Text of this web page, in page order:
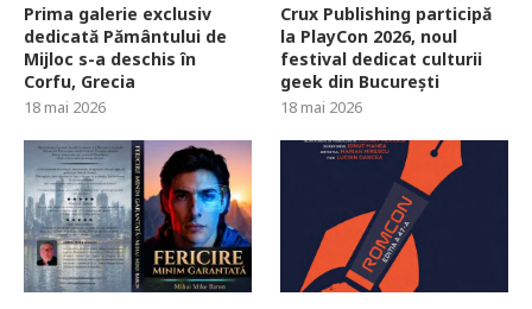
Prima galerie exclusiv
dedicată Pământului de
Mijloc s-a deschis în
Corfu, Grecia
18 mai 2026
Crux Publishing participă
la PlayCon 2026, noul
festival dedicat culturii
geek din București
18 mai 2026